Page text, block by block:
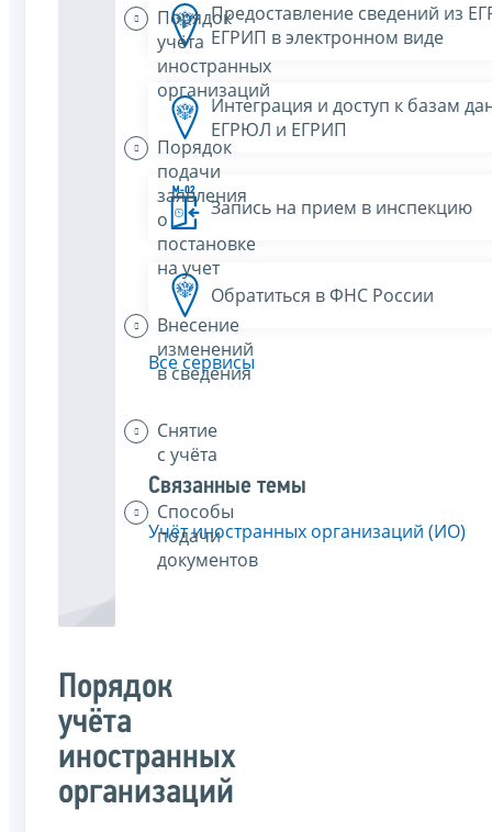
Порядок
учёта
иностранных
организаций
Порядок
подачи
заявления
о
постановке
на учет
Внесение
изменений
в сведения
Снятие
с учёта
Способы
подачи
документов
Порядок
учёта
иностранных
организаций
Предоставление сведений из
ЕГРИП в электронном виде
Интеграция и доступ к базам
ЕГРЮЛ и ЕГРИП
Запись на прием в инспекцию
Обратиться в ФНС России
Все сервисы
Связанные темы
Учёт иностранных организаций (ИО)